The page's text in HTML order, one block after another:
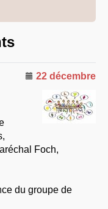
22 décembre
Foch,
du groupe de